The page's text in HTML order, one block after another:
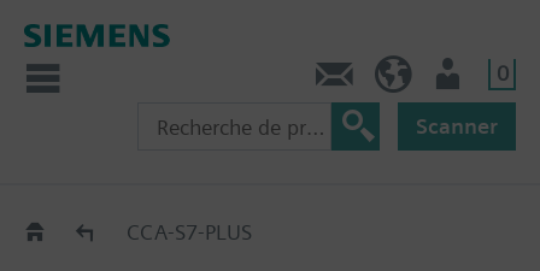
0
Scanner
CCA-..-..CCA-S7-PLUS